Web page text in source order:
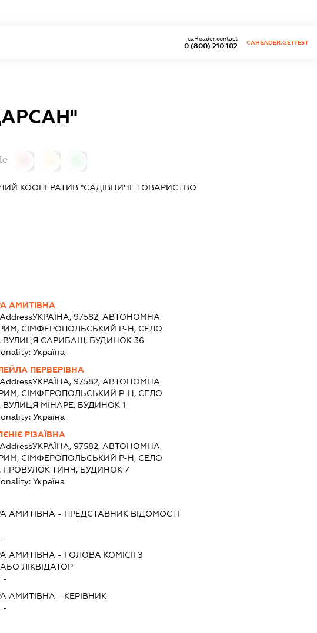
0 (800) 210 102
caHeader.contact
CAHEADER.GETTEST
КООПЕРАТИВ "САДІВНИЧЕ ТОВАРИСТВО
АМИТІВНА
УКРАЇНА, 97582, АВТОНОМНА
СІМФЕРОПОЛЬСЬКИЙ Р-Н, СЕЛО
ВУЛИЦЯ САРИБАШ, БУДИНОК 36
Україна
ПЕРВЕРІВНА
УКРАЇНА, 97582, АВТОНОМНА
СІМФЕРОПОЛЬСЬКИЙ Р-Н, СЕЛО
ВУЛИЦЯ МІНАРЕ, БУДИНОК 1
Україна
РІЗАЇВНА
УКРАЇНА, 97582, АВТОНОМНА
СІМФЕРОПОЛЬСЬКИЙ Р-Н, СЕЛО
ПРОВУЛОК ТИНЧ, БУДИНОК 7
Україна
АМИТІВНА - ПРЕДСТАВНИК ВІДОМОСТІ
-
АМИТІВНА - ГОЛОВА КОМІСІЇ З
ЛІКВІДАТОР
-
АМИТІВНА - КЕРІВНИК
-